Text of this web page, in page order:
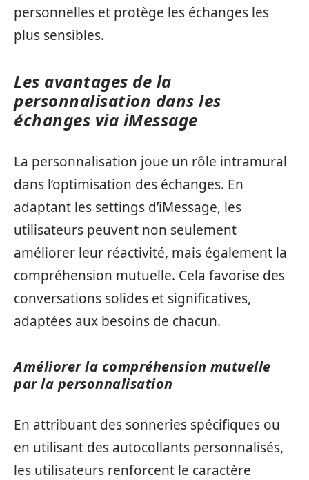
personnelles et protège les échanges les
plus sensibles.
Les avantages de la
personnalisation dans les
échanges via iMessage
La personnalisation joue un rôle intramural
dans l’optimisation des échanges. En
adaptant les settings d’iMessage, les
utilisateurs peuvent non seulement
améliorer leur réactivité, mais également la
compréhension mutuelle. Cela favorise des
conversations solides et significatives,
adaptées aux besoins de chacun.
Améliorer la compréhension mutuelle
par la personnalisation
En attribuant des sonneries spécifiques ou
en utilisant des autocollants personnalisés,
les utilisateurs renforcent le caractère